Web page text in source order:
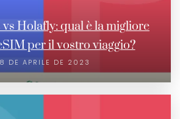
Holafly: qual è la migliore
per il vostro viaggio?
DE APRILE DE 2023